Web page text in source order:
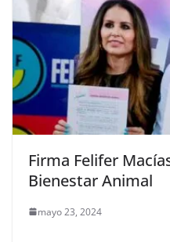
Firma Felifer
Bienestar Animal
mayo 23, 2024